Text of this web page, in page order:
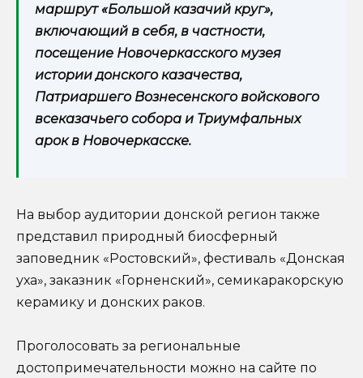
маршрут «Большой казачий круг»,
включающий в себя, в частности,
посещение Новочеркасского музея
истории донского казачества,
Патриаршего Вознесенского войскового
всеказачьего собора и Триумфальных
арок в Новочеркасске.
На выбор аудитории донской регион также
представил природный биосферный
заповедник «Ростовский», фестиваль «Донская
уха», заказник «Горненский», семикаракорскую
керамику и донских раков.
Проголосовать за региональные
достопримечательности можно на сайте по